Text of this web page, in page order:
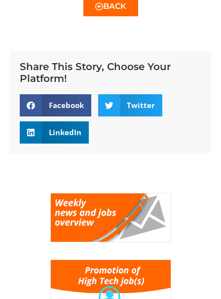
BACK
Share This Story, Choose Your
Platform!
Facebook Twitter
LinkedIn